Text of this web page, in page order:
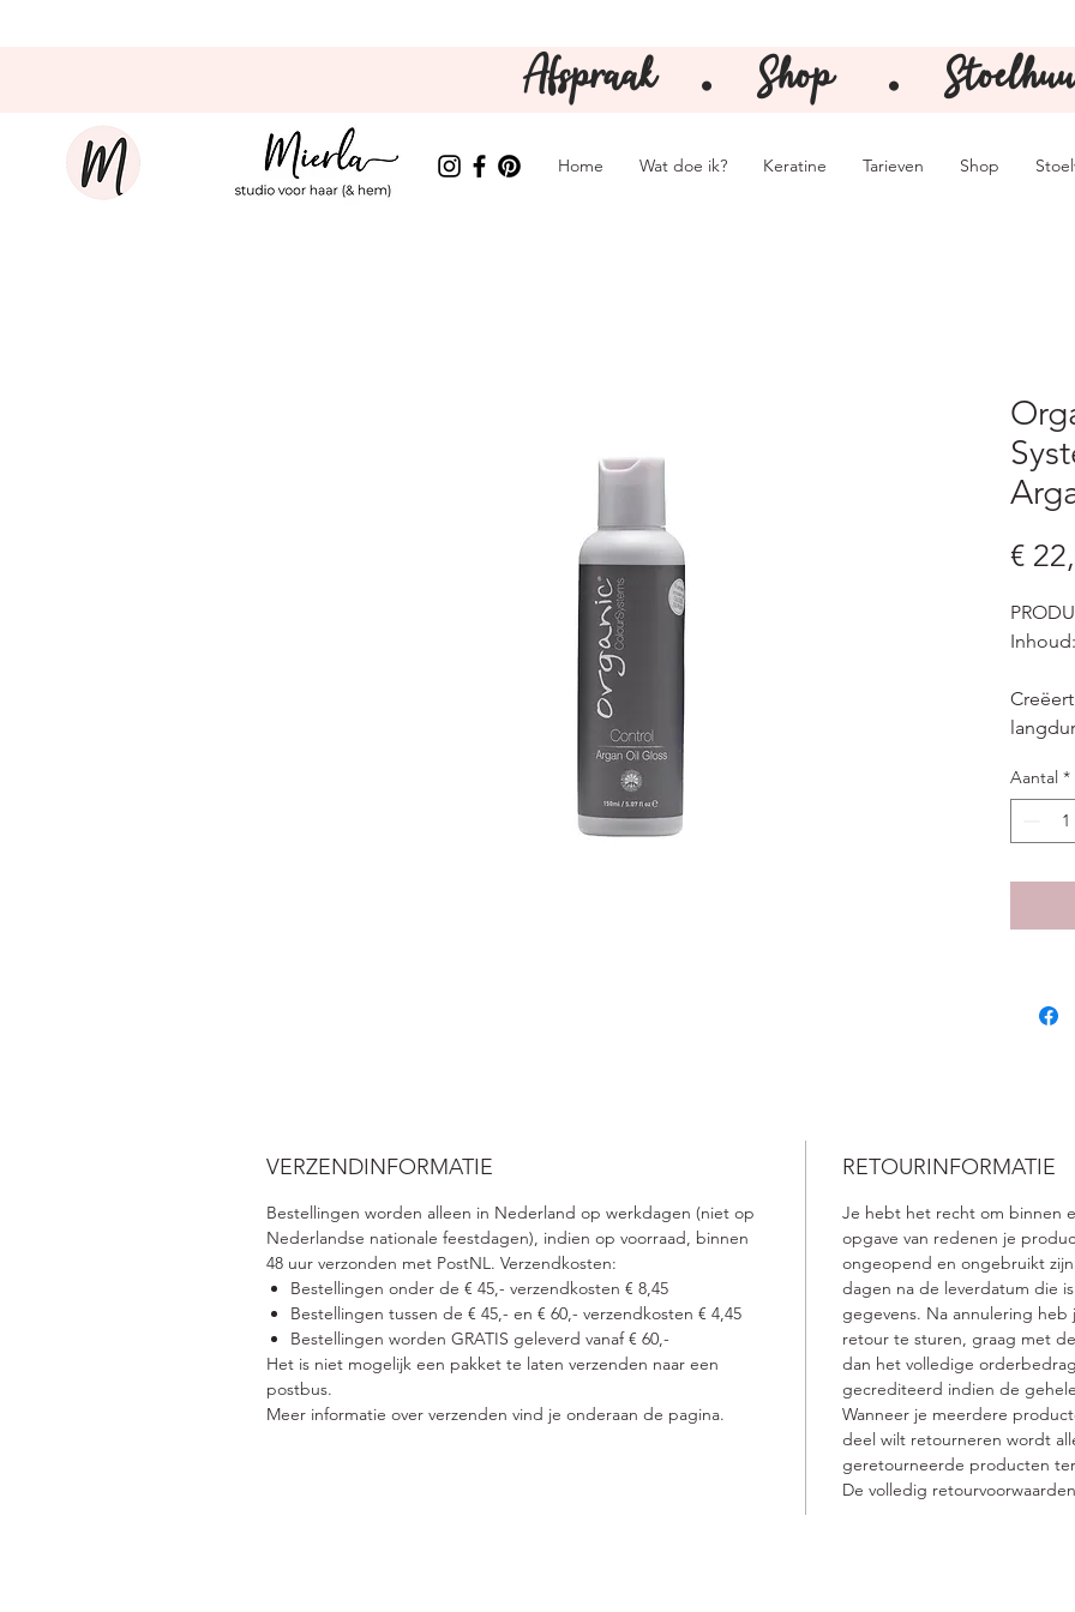
Afspraak ⚫️ Shop ⚫️
Home Wat doe ik? Keratine Tarieven Shop
€
Aantal *
VERZENDINFORMATIE
Bestellingen worden alleen in Nederland op werkdagen (niet op
Nederlandse nationale feestdagen), indien op voorraad, binnen
48 uur verzonden met PostNL. Verzendkosten:
Bestellingen onder de € 45,- verzendkosten € 8,45
Bestellingen tussen de € 45,- en € 60,- verzendkosten € 4,45
Bestellingen worden GRATIS geleverd vanaf € 60,-
Het is niet mogelijk een pakket te laten verzenden naar een
postbus.
Meer informatie over verzenden vind je onderaan de pagina.
RETOURINFORMATIE
Je hebt het recht om binnen
opgave van redenen je
ongeopend en ongebruikt
dagen na de leverdatum die
gegevens. Na annulering
retour te sturen, graag met
dan het volledige
gecrediteerd indien de
Wanneer je meerdere
deel wilt retourneren wordt
geretourneerde producten
De volledig